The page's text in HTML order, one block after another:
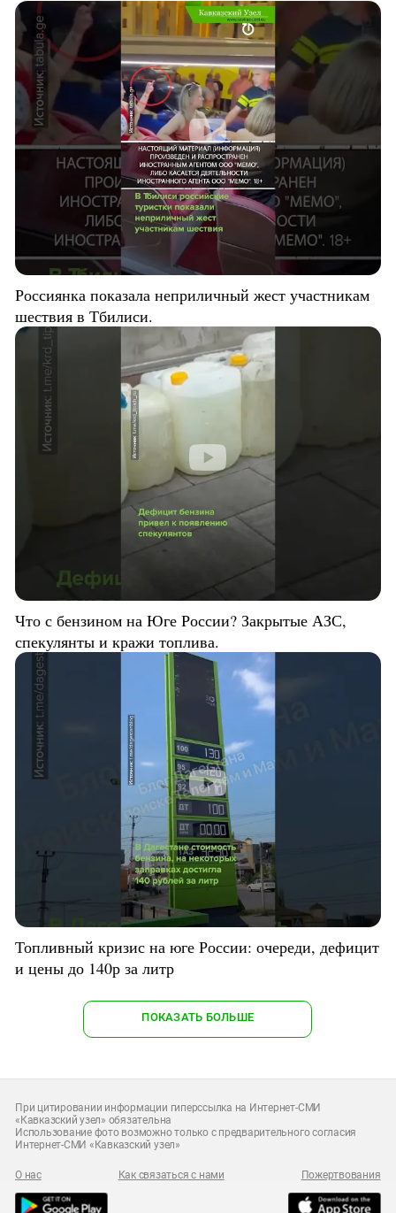
Россиянка показала неприличный жест участникам
шествия в Тбилиси.
Что с бензином на Юге России? Закрытые АЗС,
спекулянты и кражи топлива.
Топливный кризис на юге России: очереди, дефицит
и цены до 140р за литр
ПОКАЗАТЬ БОЛЬШЕ
При цитировании информации гиперссылка на Интернет-СМИ
«Кавказский узел» обязательна
Использование фото возможно только с предварительного согласия
Интернет-СМИ «Кавказский узел»
О нас Как связаться с нами Пожертвования